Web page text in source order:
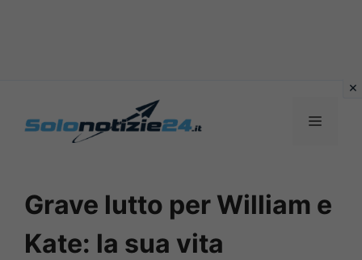
MENU
Grave lutto per William e
Kate: la sua vita